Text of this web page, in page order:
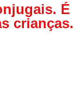
É
crianças.